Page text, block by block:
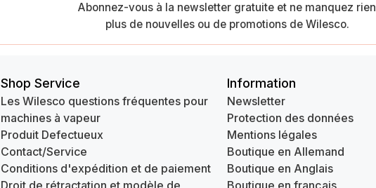
Abonnez-vous à la newsletter gratuite et ne manquez rien
plus de nouvelles ou de promotions de Wilesco.
Shop Service
Les Wilesco questions fréquentes pour
machines à vapeur
Produit Defectueux
Contact/Service
Conditions d'expédition et de paiement
Droit de rétractation et modèle de
Information
Newsletter
Protection des données
Mentions légales
Boutique en Allemand
Boutique en Anglais
Boutique en français